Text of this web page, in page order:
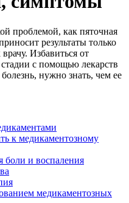
проблемой, как пяточная
результаты только
Избавиться от
с помощью лекарств
нужно знать, чем ее
к медикаментозному
боли и воспаления
медикаментозных